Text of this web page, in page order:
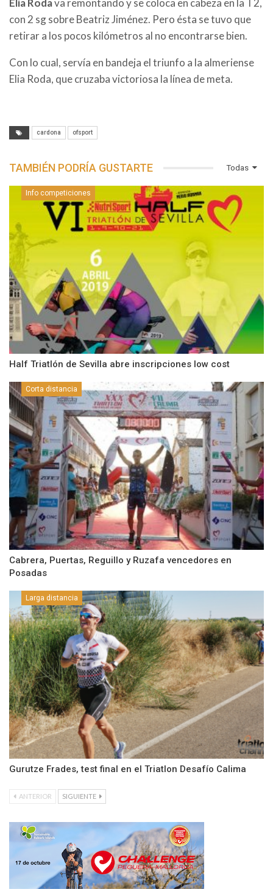
Elia Rodava remontando y se coloca en cabeza en la T2,
con 2 sg sobre Beatriz Jiménez. Pero ésta se tuvo que
retirar a los pocos kilómetros al no encontrarse bien.
Con lo cual, servía en bandeja el triunfo a la almeriense
Elia Roda, que cruzaba victoriosa la línea de meta.
cardona ofsport
Todas
TAMBIÉN PODRÍA GUSTARTE
Info competiciones
Half Triatlón de Sevilla abre inscripciones low cost
Corta distancia
Cabrera, Puertas, Reguillo y Ruzafa vencedores en
Posadas
Larga distancia
Gurutze Frades, test final en el Triatlon Desafío Calima
ANTERIOR SIGUIENTE